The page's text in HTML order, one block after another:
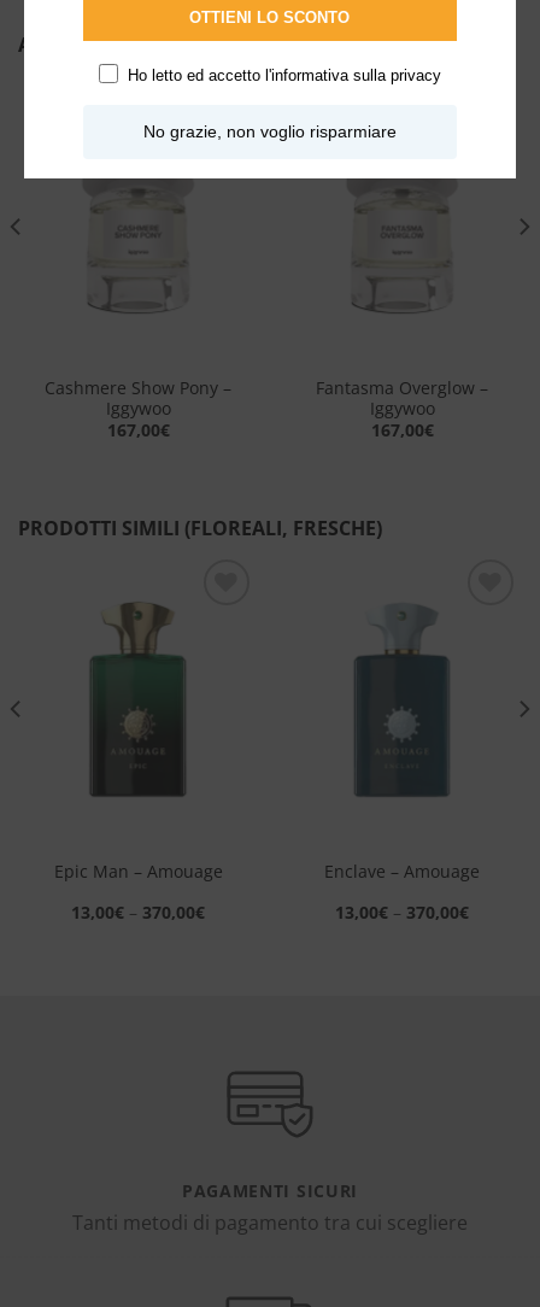
ALTRI PRODOTTI DI IGGYWOO
Aggiungi
desideri
Cashmere Show Pony –
Iggywoo
167,00€
desideri
Fantasma Overglow –
Iggywoo
167,00€
PRODOTTI SIMILI (FLOREALI, FRESCHE)
alla lista
Epic Man – Amouage
13,00€ – 370,00€
alla lista
Enclave – Amouage
13,00€ – 370,00€
PAGAMENTI SICURI
Tanti metodi di pagamento tra cui scegliere
OTTIENI LO SCONTO
Ho letto ed accetto l'informativa sulla privacy
No grazie, non voglio risparmiare